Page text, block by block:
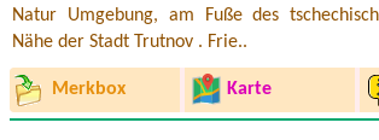
Natur Umgebung, am Fuße des
Nähe der Stadt Trutnov . Frie..
Merkbox Karte